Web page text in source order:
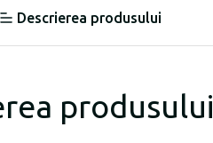
Descrierea produsului
produsului